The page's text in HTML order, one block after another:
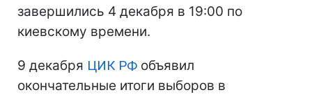
завершились 4 декабря в 19:00 по
киевскому времени.
9 декабря ЦИК РФ объявил
окончательные итоги выборов в